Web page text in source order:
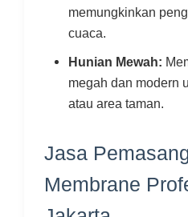
memungkinkan
cuaca.
Hunian Mewah:
megah dan modern
atau area taman.
Jasa
Membrane